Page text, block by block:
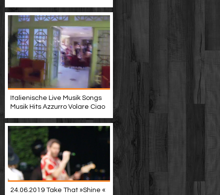
Italienische Live Musik Songs
Musik Hits Azzurro Volare Ciao
24.06.2019 Take That »Shine «